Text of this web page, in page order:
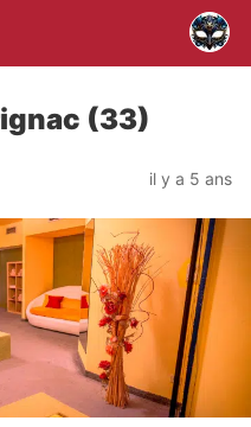
(33)
il y a 5 ans